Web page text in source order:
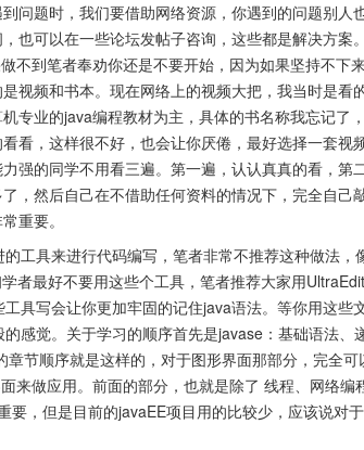
问题时，我们要借助网络资源，你遇到的问题别人
也可以在一些论坛发帖子咨询，这些都是解决方案
不到笔者奉劝你还是不要开始，因为如果坚持不下
视频和书本。现在网络上的视频大把，我当时是看
专业的java编程教材为主，具体的书名称我忘记了，
看，这样很不好，也会让你厌倦，最好选择一套视
强的同学不用看三遍。第一遍，认认真真的看，第
，然后自己在不借助任何资料的情况下，完全自己
重要。
工具来进行代码编写，笔者非常不推荐这种做法，
者最好不要用这些个工具，笔者推荐大家用
具写会让你更加牢固的记住java语法。等你用这些
感觉。关于学习的顺序首先是javase：基础语法、
节顺序就是这样的，对于图形界面那部分，完全可
来做应用。前面的部分，也就是除了 线程、网络编
，但是目前的javaEE项目用的比较少，应该说对